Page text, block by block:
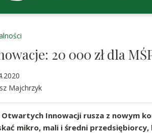
20 000 zł dla
Majchrzyk
Otwartych Innowacji rusza z nowym
mikro, mali i średni